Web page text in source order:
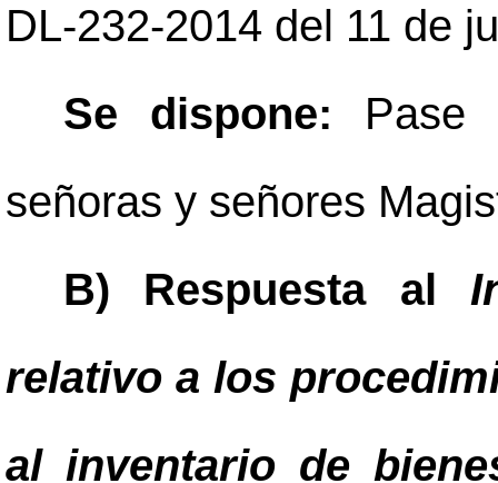
DL-232-2014 del 11 de
Se dispone: Pase
señoras y señores
B) Respuesta al
relativo a los
al inventario de